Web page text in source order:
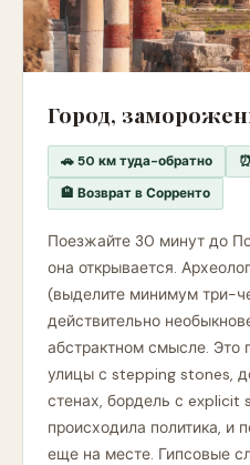
Город,
🚗 50 км туда-обратно
🏨 Возврат в Сорренто
Поезжайте 30 минут до
она открывается.
(выделите минимум три-
действительно
абстрактном смысле. Это
улицы с stepping stones,
стенах, бордель с explicit
происходила политика, и
еще на месте. Гипсовые